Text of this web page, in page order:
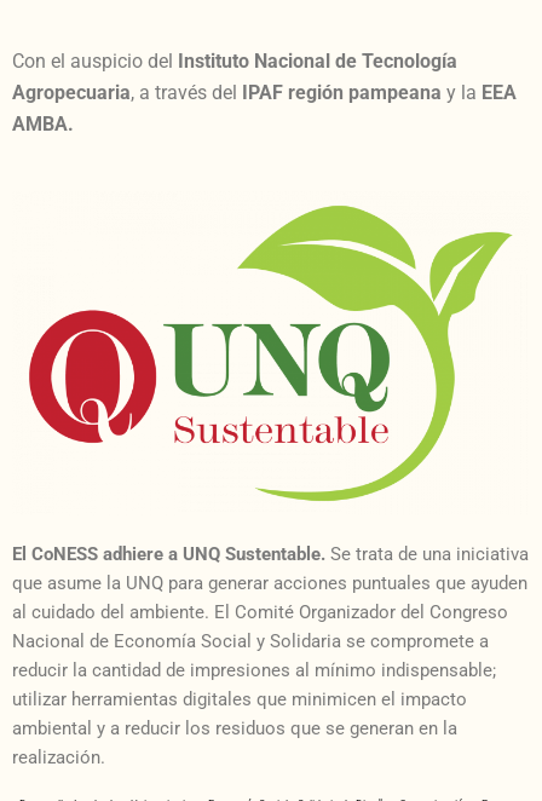
Con el auspicio del Instituto Nacional de Tecnología
Agropecuaria, a través del IPAF región pampeana y la EEA
AMBA.
El CoNESS adhiere a UNQ Sustentable. Se trata de una iniciativa
que asume la UNQ para generar acciones puntuales que ayuden
al cuidado del ambiente. El Comité Organizador del Congreso
Nacional de Economía Social y Solidaria se compromete a
reducir la cantidad de impresiones al mínimo indispensable;
utilizar herramientas digitales que minimicen el impacto
ambiental y a reducir los residuos que se generan en la
realización.